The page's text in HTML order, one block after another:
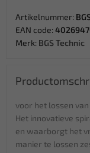
Artikelnummer:
EAN code:
Merk: BGS Technic
voor het lossen
Het innovatieve
en waarborgt het
manier te lossen